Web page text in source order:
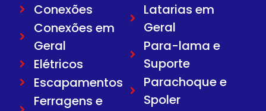
Conexões
Conexões em
Geral
Elétricos
Escapamentos
Ferragens e
Latarias em
Geral
Para-lama e
Suporte
Parachoque e
Spoler